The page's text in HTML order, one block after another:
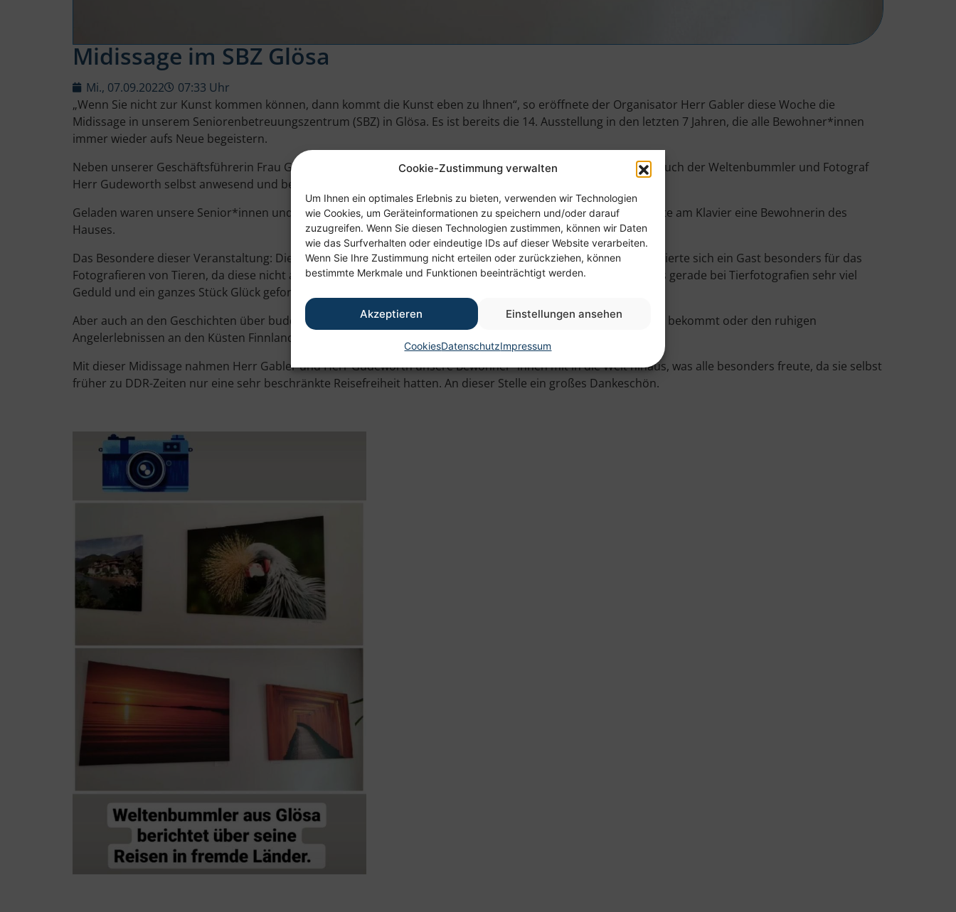
Cookie-Zustimmung verwalten
Um Ihnen ein optimales Erlebnis zu bieten, verwenden wir Technologien
wie Cookies, um Geräteinformationen zu speichern und/oder darauf
zuzugreifen. Wenn Sie diesen Technologien zustimmen, können wir Daten
wie das Surfverhalten oder eindeutige IDs auf dieser Website verarbeiten.
Wenn Sie Ihre Zustimmung nicht erteilen oder zurückziehen, können
bestimmte Merkmale und Funktionen beeinträchtigt werden.
Akzeptieren Einstellungen ansehen
CookiesDatenschutzImpressum
Midissage im SBZ Glösa
Mi., 07.09.2022
07:33 Uhr
„Wenn Sie nicht zur Kunst kommen können, dann kommt die Kunst eben zu Ihnen“, so eröffnete der Organisator Herr Gabler diese Woche die
Midissage in unserem Seniorenbetreuungszentrum (SBZ) in Glösa. Es ist bereits die 14. Ausstellung in den letzten 7 Jahren, die alle Bewohner*innen
immer wieder aufs Neue begeistern.
Neben unserer Geschäftsführerin Frau Gernhardt sowie unserem Einrichtungsleiter Herrn Dombrowski, war auch der Weltenbummler und Fotograf
Herr Gudeworth selbst anwesend und berichtete aus erster Hand über seine Reisen in ferne Länder.
Geladen waren unsere Senior*innen und Mitarbeiter*innen aus Glösa. Für die musikalische Umrahmung sorgte am Klavier eine Bewohnerin des
Hauses.
Das Besondere dieser Veranstaltung: Die Gäste konnten direkt ihre Fragen an den Künstler stellen. So interessierte sich ein Gast besonders für das
Fotografieren von Tieren, da diese nicht auf Kommandos oder Anweisungen hören. Der Fotograf betonte, dass gerade bei Tierfotografien sehr viel
Geduld und ein ganzes Stück Glück gefordert ist.
Aber auch an den Geschichten über buddhistische Tempel, in denen man nur zu bestimmten Uhrzeiten zutritt bekommt oder den ruhigen
Angelerlebnissen an den Küsten Finnlands, erfreuten sich unsere Gäste sehr.
Mit dieser Midissage nahmen Herr Gabler und Herr Gudeworth unsere Bewohner*innen mit in die Welt hinaus, was alle besonders freute, da sie selbst
früher zu DDR-Zeiten nur eine sehr beschränkte Reisefreiheit hatten. An dieser Stelle ein großes Dankeschön.